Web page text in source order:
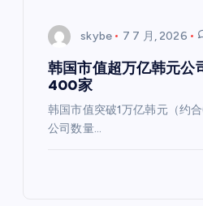
skybe 7 7 月, 2026
韩国市值超万亿韩元公
400家
韩国市值突破1万亿韩元（约
公司数量…